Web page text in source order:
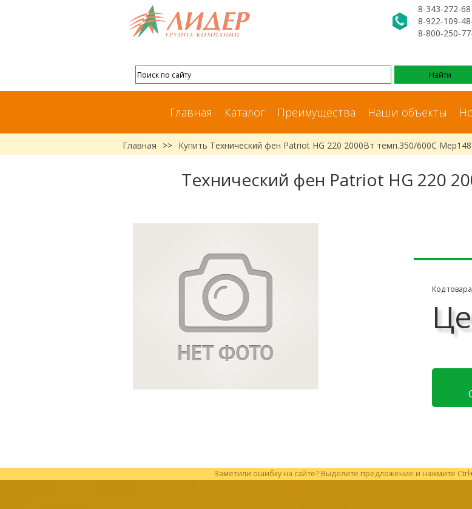
8-343-272-
8-922-109-
8-800-250-
Главная Каталог Преимущества Наши объекты
Главная >> Купить Технический фен Patriot HG 220 2000Вт темп.350/600С
Технический фен Patriot HG 220
Код
Заметили ошибку на сайте? Выделите предложение и нажмите